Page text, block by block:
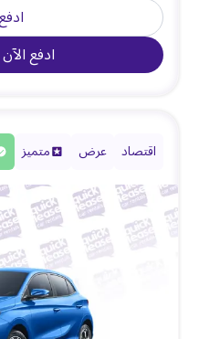
ادفع الآن
اقتصاد عرض متميز